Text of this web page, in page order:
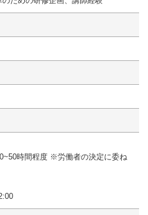
時間程度 ※労働者の決定に委ね